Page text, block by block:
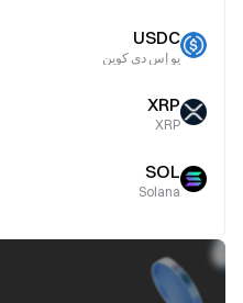
USDC
يو إس دي كوين
XRP
XRP
SOL
Solana